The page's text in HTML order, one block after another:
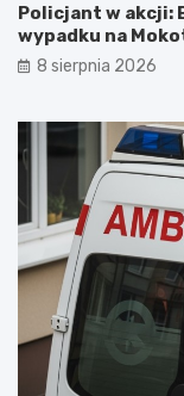
Policjant w akcji:
wypadku na
8 sierpnia 2026